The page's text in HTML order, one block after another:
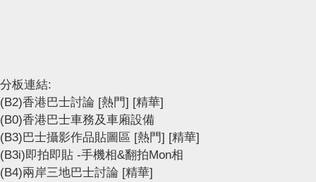
分板連結:
(B2)香港巴士討論 [熱門] [精華]
(B0)香港巴士車務及車廂設備
(B3)巴士攝影作品貼圖區 [熱門] [精華]
(B3i)即拍即貼 -手機相&翻拍Mon相
(B4)兩岸三地巴士討論 [精華]